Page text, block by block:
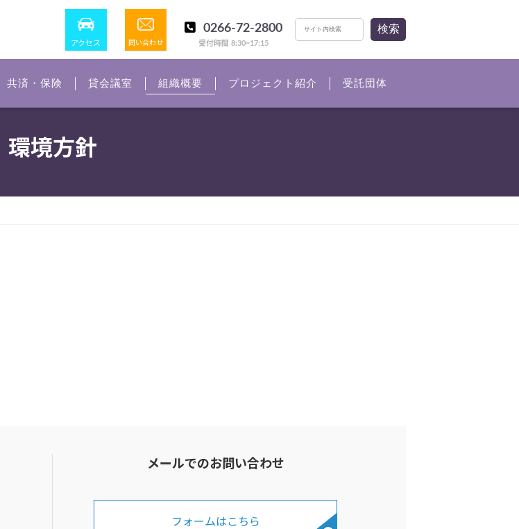
アクセス 問い合わせ
0266-72-2800
受付時間 8:30~17:15
検索
共済・保険 貸会議室 組織概要 プロジェクト紹介 受託団体
環境方針
メールでのお問い合わせ
フォームはこちら